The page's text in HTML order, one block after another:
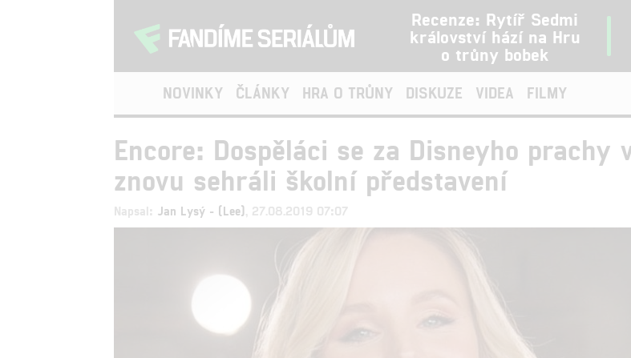
Recenze: Rytíř Sedmi
království hází na Hru
o trůny bobek
NOVINKY ČLÁNKY HRA O TRŮNY DISKUZE VIDEA FILMY
Encore: Dospěláci se za Disneyho
znovu sehráli školní představení
Napsal: Jan Lysý - (Lee) , 27.08.2019 07:07